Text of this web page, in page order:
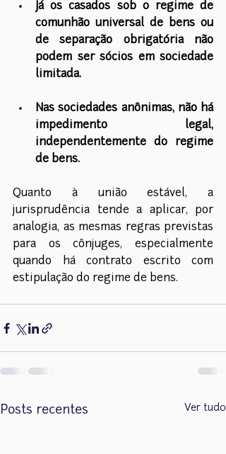
Já os casados sob o regime de
comunhão universal de bens ou
de separação obrigatória não
podem ser sócios em sociedade
limitada.
Nas sociedades anônimas, não há
impedimento legal,
independentemente do regime
de bens.
Quanto à união estável, a
jurisprudência tende a aplicar, por
analogia, as mesmas regras previstas
para os cônjuges, especialmente
quando há contrato escrito com
estipulação do regime de bens.
Posts recentes Ver tudo